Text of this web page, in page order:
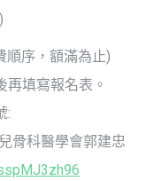
順序，額滿為止)
填寫報名表。
:
骨科醫學會郭建忠